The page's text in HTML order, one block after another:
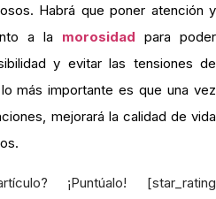
Habrá que poner atención y
a la morosidad para poder
y evitar las tensiones de
más importante es que una vez
mejorará la calidad de vida
¡Puntúalo! [star_rating